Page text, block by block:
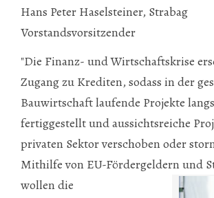
Hans Peter Haselsteiner, Strabag
Vorstandsvorsitzender
"Die Finanz- und Wirtschaftskrise
Zugang zu Krediten, sodass in der
Bauwirtschaft laufende Projekte
fertiggestellt und aussichtsreiche
privaten Sektor verschoben oder
Mithilfe von EU-Fördergeldern und
wollen die